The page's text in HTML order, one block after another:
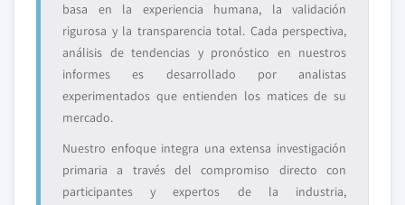
basa en la experiencia humana, la validación
rigurosa y la transparencia total. Cada perspectiva,
análisis de tendencias y pronóstico en nuestros
informes es desarrollado por analistas
experimentados que entienden los matices de su
mercado.
Nuestro enfoque integra una extensa investigación
primaria a través del compromiso directo con
participantes y expertos de la industria,